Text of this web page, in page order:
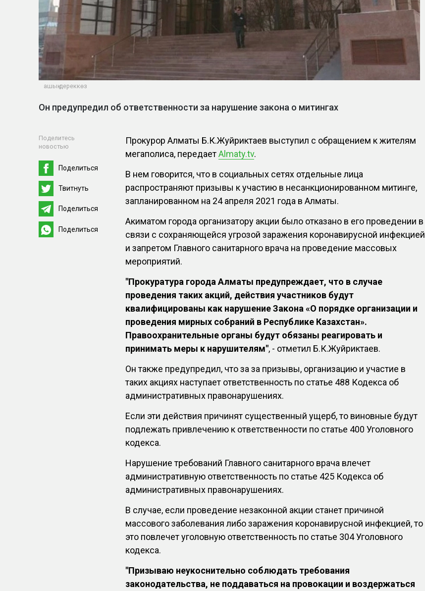
ашық дереккөз
Он предупредил об ответственности за нарушение закона о митингах
Поделитесь
новостью
Поделиться
Твитнуть
Поделиться
Поделиться
Прокурор Алматы Б.К.Жуйриктаев выступил с обращением к жителям
мегаполиса, передаетAlmaty.tv.
В нем говорится, что в социальных сетях отдельные лица
распространяют призывы к участию в несанкционированном митинге,
запланированном на 24 апреля 2021 года в Алматы.
Акиматом города организатору акции было отказано в его проведении в
связи с сохраняющейся угрозой заражения коронавирусной инфекцией
и запретом Главного санитарного врача на проведение массовых
мероприятий.
"Прокуратура города Алматы предупреждает, что в случае
проведения таких акций, действия участников будут
квалифицированы как нарушение Закона «О порядке организации и
проведения мирных собраний в Республике Казахстан».
Правоохранительные органы будут обязаны реагировать и
принимать меры к нарушителям", - отметил Б.К.Жуйриктаев.
Он также предупредил, что за за призывы, организацию и участие в
таких акциях наступает ответственность по статье 488 Кодекса об
административных правонарушениях.
Если эти действия причинят существенный ущерб, то виновные будут
подлежать привлечению к ответственности по статье 400 Уголовного
кодекса.
Нарушение требований Главного санитарного врача влечет
административную ответственность по статье 425 Кодекса об
административных правонарушениях.
В случае, если проведение незаконной акции станет причиной
массового заболевания либо заражения коронавирусной инфекцией, то
это повлечет уголовную ответственность по статье 304 Уголовного
кодекса.
"Призываю неукоснительно соблюдать требования
законодательства, не поддаваться на провокации и воздержаться